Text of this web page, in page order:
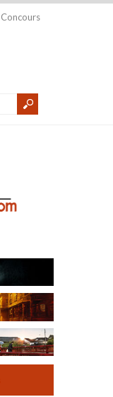
Concours